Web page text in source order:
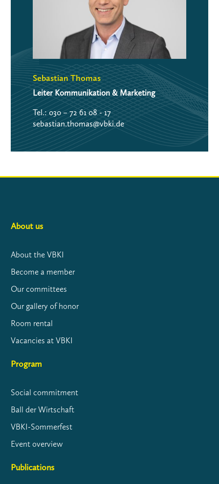
Sebastian Thomas
Leiter Kommunikation & Marketing
Tel.: 030 – 72 61 08 - 17
sebastian.thomas@vbki.de
About us
About the VBKI
Become a member
Our committees
Our gallery of honor
Room rental
Vacancies at VBKI
Program
Social commitment
Ball der Wirtschaft
VBKI-Sommerfest
Event overview
Publications